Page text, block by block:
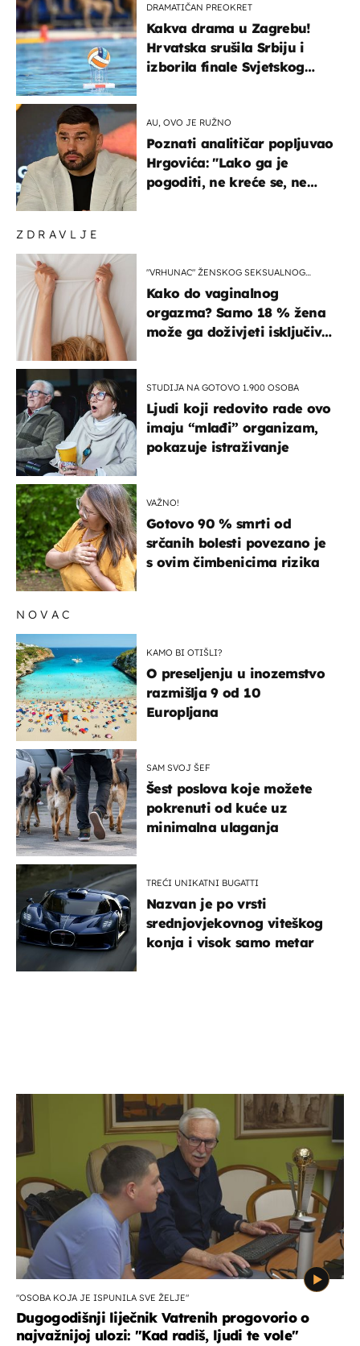
ZDRAVLJE
"VRHUNAC" ŽENSKOG SEKSUALNOG
Kako do vaginalnog
orgazma? Samo 18 % žena
može ga doživjeti isključivo
STUDIJA NA GOTOVO 1.900 OSOBA
Ljudi koji redovito rade ovo
imaju “mlađi” organizam,
pokazuje istraživanje
VAŽNO!
Gotovo 90 % smrti od
srčanih bolesti povezano je
s ovim čimbenicima rizika
DRAMATIČAN PREOKRET
Kakva drama u Zagrebu!
Hrvatska srušila Srbiju i
izborila finale Svjetskog
AU, OVO JE RUŽNO
Poznati analitičar popljuvao
Hrgovića: "Lako ga je
pogoditi, ne kreće se, ne
NOVAC
KAMO BI OTIŠLI?
O preseljenju u inozemstvo
razmišlja 9 od 10
Europljana
SAM SVOJ ŠEF
Šest poslova koje možete
pokrenuti od kuće uz
minimalna ulaganja
TREĆI UNIKATNI BUGATTI
Nazvan je po vrsti
srednjovjekovnog viteškog
konja i visok samo metar
"OSOBA KOJA JE ISPUNILA SVE ŽELJE"
Dugogodišnji liječnik Vatrenih progovorio o
najvažnijoj ulozi: "Kad radiš, ljudi te vole"